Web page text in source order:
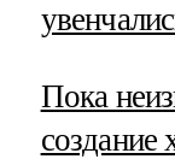
Пока
создание